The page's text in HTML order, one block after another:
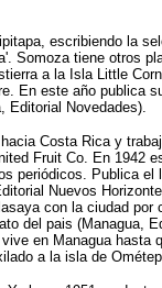
escribiendo la
Somoza tiene otros
a la Isla Little
En este año publica
Editorial Novedades).
Costa Rica y
Fruit Co. En 1942
periódicos. Publica el
Nuevos
con la ciudad por
del pais (Managua,
en Managua hasta
a la isla de